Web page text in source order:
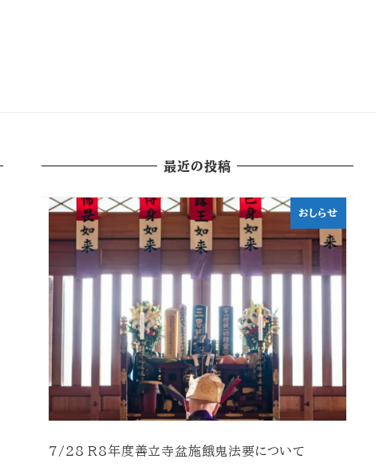
最近の投稿
おしらせ
7/28 R8年度善立寺盆施餓鬼法要について